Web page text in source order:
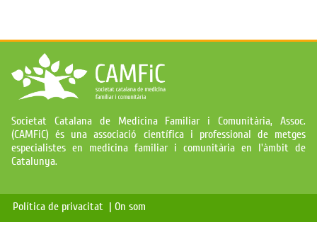
Societat Catalana de Medicina Familiar i Comunitària, Assoc.
(CAMFiC) és una associació científica i professional de metges
especialistes en medicina familiar i comunitària en l'àmbit de
Catalunya.
Política de privacitat | On som